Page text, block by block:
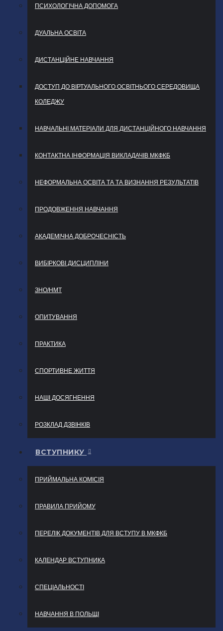
ПСИХОЛОГІЧНА ДОПОМОГА
ДУАЛЬНА ОСВІТА
ДИСТАНЦІЙНЕ НАВЧАННЯ
ДОСТУП ДО ВІРТУАЛЬНОГО ОСВІТНЬОГО СЕРЕДОВИЩА
КОЛЕДЖУ
НАВЧАЛЬНІ МАТЕРІАЛИ ДЛЯ ДИСТАНЦІЙНОГО НАВЧАННЯ
КОНТАКТНА ІНФОРМАЦІЯ ВИКЛАДАЧІВ МКФКБ
НЕФОРМАЛЬНА ОСВІТА ТА ТА ВИЗНАННЯ РЕЗУЛЬТАТІВ
ПРОДОВЖЕННЯ НАВЧАННЯ
АКАДЕМІЧНА ДОБРОЧЕСНІСТЬ
ВИБІРКОВІ ДИСЦИПЛІНИ
ЗНО/НМТ
ОПИТУВАННЯ
ПРАКТИКА
СПОРТИВНЕ ЖИТТЯ
НАШІ ДОСЯГНЕННЯ
РОЗКЛАД ДЗВІНКІВ
ВСТУПНИКУ
ПРИЙМАЛЬНА КОМІСІЯ
ПРАВИЛА ПРИЙОМУ
ПЕРЕЛІК ДОКУМЕНТІВ ДЛЯ ВСТУПУ В МКФКБ
КАЛЕНДАР ВСТУПНИКА
СПЕЦІАЛЬНОСТІ
НАВЧАННЯ В ПОЛЬЩІ